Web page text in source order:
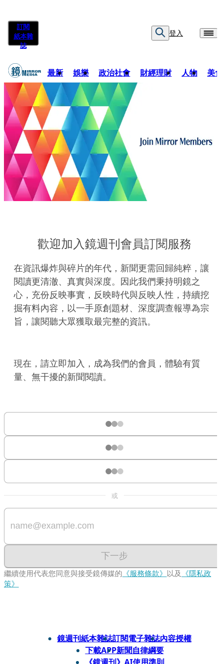
訂閱
紙本雜
誌
登入
最新 娛樂 政治社會 財經理財 人物 美
歡迎加入鏡週刊會員訂閱服務
在資訊爆炸與碎片的年代，新聞更需回歸純粹，讓
閱讀更清澈、真實與深度。因此我們秉持明鏡之
心，充份反映事實，反映時代與反映人性，持續挖
掘有料內容，以一手原創題材、深度調查報導為宗
旨，讓閱聽大眾獲取最完整的資訊。
現在，請立即加入，成為我們的會員，體驗有質
量、無干擾的新聞閱讀。
或
下一步
繼續使用代表您同意與接受鏡傳媒的 《服務條款》 以及 《隱私政
策》
鏡週刊紙本雜誌訂閱電子雜誌內容授權
下載APP新聞自律綱要